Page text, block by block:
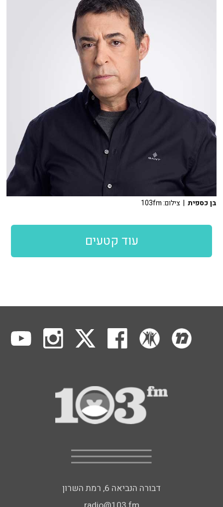
בן כספית | צילום: 103fm
עוד קטעים
דבורה הנביאה 6, רמת השרון